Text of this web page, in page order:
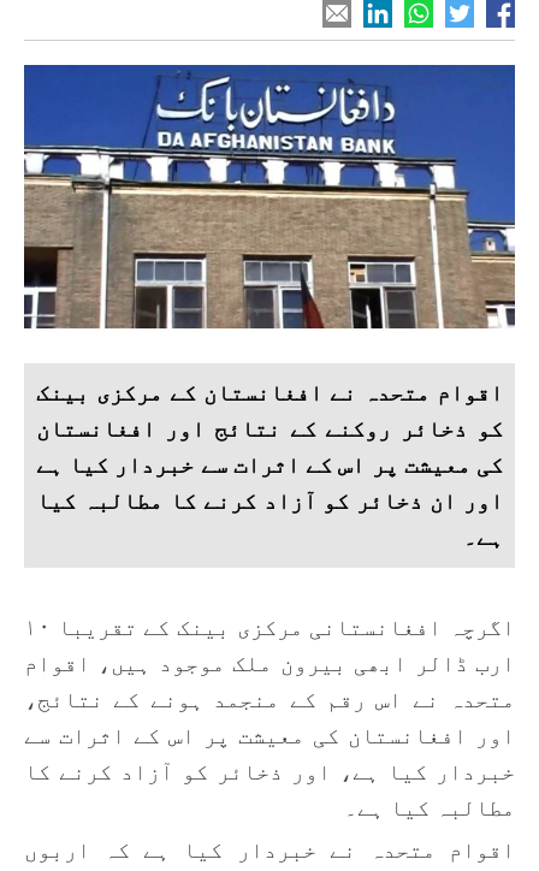
اقوام متحدہ نے افغانستان کے مرکزی بینک
کو ذخائر روکنے کے نتائج اور افغانستان
کی معیشت پر اس کے اثرات سے خبردار کیا ہے
اور ان ذخائر کو آزاد کرنے کا مطالبہ کیا
ہے۔
اگرچہ افغانستانی مرکزی بینک کے تقریبا ۱۰
ارب ڈالر ابھی بیرون ملک موجود ہیں، اقوام
متحدہ نے اس رقم کے منجمد ہونے کے نتائج،
اور افغانستان کی معیشت پر اس کے اثرات سے
خبردار کیا ہے، اور ذخائر کو آزاد کرنے کا
مطالبہ کیا ہے۔
اقوام متحدہ نے خبردار کیا ہے کہ اربوں